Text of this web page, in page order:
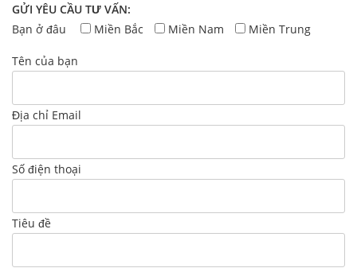
GỬI YÊU CẦU TƯ VẤN:
Bạn ở đâu
Miền Bắc Miền Nam Miền Trung
Tên của bạn
Địa chỉ Email
Số điện thoại
Tiêu đề